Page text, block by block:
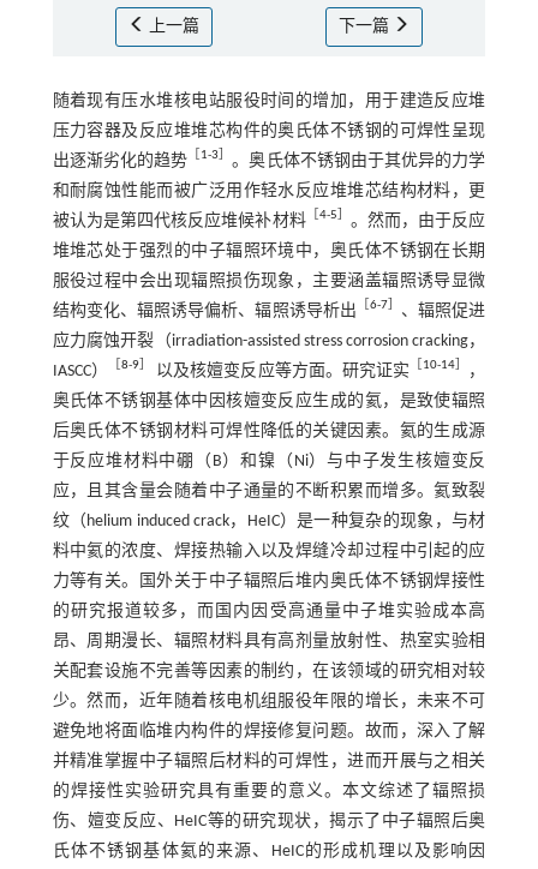
上一篇 下一篇
随着现有压水堆核电站服役时间的增加，用于建造反应堆
压力容器及反应堆堆芯构件的奥氏体不锈钢的可焊性呈现
出逐渐劣化的趋势 ［1-3］ 。奥氏体不锈钢由于其优异的力学
和耐腐蚀性能而被广泛用作轻水反应堆堆芯结构材料，更
被认为是第四代核反应堆候补材料 ［4-5］ 。然而，由于反应
堆堆芯处于强烈的中子辐照环境中，奥氏体不锈钢在长期
服役过程中会出现辐照损伤现象，主要涵盖辐照诱导显微
结构变化、辐照诱导偏析、辐照诱导析出 ［6-7］ 、辐照促进
应力腐蚀开裂（irradiation-assisted stress corrosion cracking，
IASCC）
［8-9］ 以及核嬗变反应等方面。研究证实 ［10-14］
，
奥氏体不锈钢基体中因核嬗变反应生成的氦，是致使辐照
后奥氏体不锈钢材料可焊性降低的关键因素。氦的生成源
于反应堆材料中硼（B）和镍（Ni）与中子发生核嬗变反
应，且其含量会随着中子通量的不断积累而增多。氦致裂
纹（helium induced crack，HeIC）是一种复杂的现象，与材
料中氦的浓度、焊接热输入以及焊缝冷却过程中引起的应
力等有关。国外关于中子辐照后堆内奥氏体不锈钢焊接性
的研究报道较多，而国内因受高通量中子堆实验成本高
昂、周期漫长、辐照材料具有高剂量放射性、热室实验相
关配套设施不完善等因素的制约，在该领域的研究相对较
少。然而，近年随着核电机组服役年限的增长，未来不可
避免地将面临堆内构件的焊接修复问题。故而，深入了解
并精准掌握中子辐照后材料的可焊性，进而开展与之相关
的焊接性实验研究具有重要的意义。本文综述了辐照损
伤、嬗变反应、HeIC等的研究现状，揭示了中子辐照后奥
氏体不锈钢基体氦的来源、HeIC的形成机理以及影响因